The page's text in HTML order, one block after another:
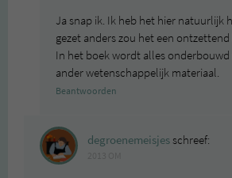
Ja snap ik. Ik heb het hier natuurlijk
gezet anders zou het een
In het boek wordt alles
ander wetenschappelijk materiaal.
Beantwoorden
degroenemeisjesschreef: